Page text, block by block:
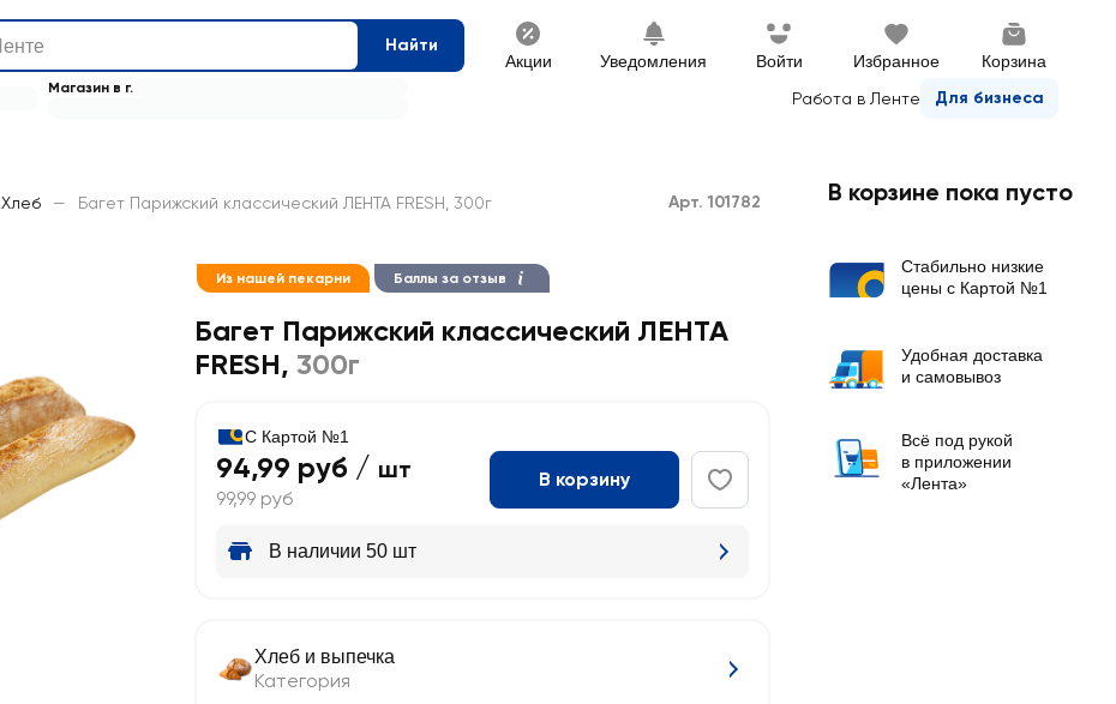
Найти
Акции Уведомления Войти Избранное Корзина
Работа в Ленте Для бизнеса
Магазин в г.
Хлеб — Багет Парижский классический ЛЕНТА FRESH, 300г Арт. 101782
Из нашей пекарни Баллы за отзыв
Багет Парижский классический ЛЕНТА
FRESH, 300г
С Картой №1
94,99 руб / шт
99,99 руб
В корзину
В наличии 50 шт
Хлеб и выпечка
Категория
В корзине пока пусто
Стабильно низкие
цены с Картой №1
Удобная доставка
и самовывоз
Всё под рукой
в приложении
«Лента»